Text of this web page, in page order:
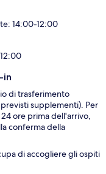
14:00-12:00
in
di trasferimento
supplementi). Per
ore prima dell'arrivo,
conferma della
di accogliere gli ospiti